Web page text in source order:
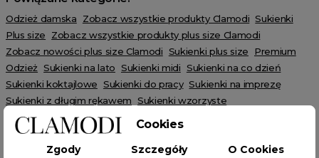
Odzież damska Zobacz wszystkie produkty Clamodi Sukienki
Plus size
Zobacz wszystkie produkty plus size Clamodi
Zobacz nowości plus size Clamodi Sukienki plus size
Premium
Odzież Sukienki na lato Sukienki midi Sukienki na co dzień
Sukienki koktajlowe Sukienki do pracy Sukienki na imprezę
Sukienki z długim rękawem Sukienki wzorzyste
Sukienki dzianinowe Sukienki czarne
Sukienki w kratę
Sukienki plisowane
Białe / Ecru Sukienki
HOT SALE
Cookies
Zgody Szczegóły O Cookies